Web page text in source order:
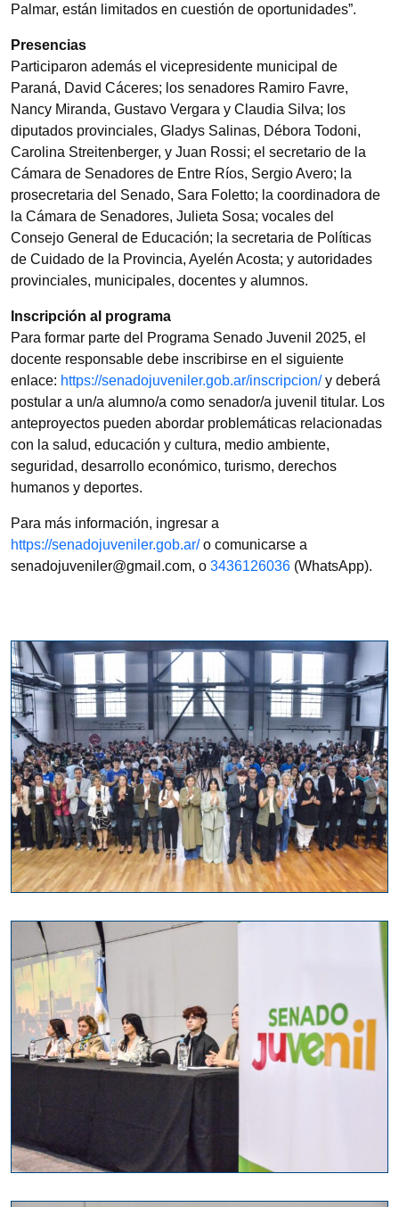
Palmar, están limitados en cuestión de oportunidades”.
Presencias
Participaron además el vicepresidente municipal de
Paraná, David Cáceres; los senadores Ramiro Favre,
Nancy Miranda, Gustavo Vergara y Claudia Silva; los
diputados provinciales, Gladys Salinas, Débora Todoni,
Carolina Streitenberger, y Juan Rossi; el secretario de la
Cámara de Senadores de Entre Ríos, Sergio Avero; la
prosecretaria del Senado, Sara Foletto; la coordinadora de
la Cámara de Senadores, Julieta Sosa; vocales del
Consejo General de Educación; la secretaria de Políticas
de Cuidado de la Provincia, Ayelén Acosta; y autoridades
provinciales, municipales, docentes y alumnos.
Inscripción al programa
Para formar parte del Programa Senado Juvenil 2025, el
docente responsable debe inscribirse en el siguiente
enlace: https://senadojuveniler.gob.ar/inscripcion/y deberá
postular a un/a alumno/a como senador/a juvenil titular. Los
anteproyectos pueden abordar problemáticas relacionadas
con la salud, educación y cultura, medio ambiente,
seguridad, desarrollo económico, turismo, derechos
humanos y deportes.
Para más información, ingresar a
https://senadojuveniler.gob.ar/o comunicarse a
senadojuveniler@gmail.com, o 3436126036 (WhatsApp).